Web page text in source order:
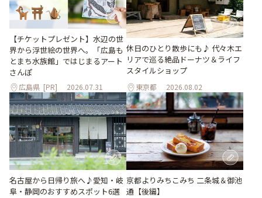
【チケットプレゼント】水辺の世
界から浮世絵の世界へ。「広島も
とまち水族館」ではじまるアート
さんぽ
広島県 [PR] 2026.07.31
休日のひとり散歩にも♪ 代々木エ
リアで巡る絶品ドーナツ＆ライフ
スタイルショップ
東京都 2026.08.02
名古屋から日帰り旅へ♪愛知・岐
阜・静岡のおすすめスポット6選
京都よりみちこみち 二条城＆御池
通【後編】